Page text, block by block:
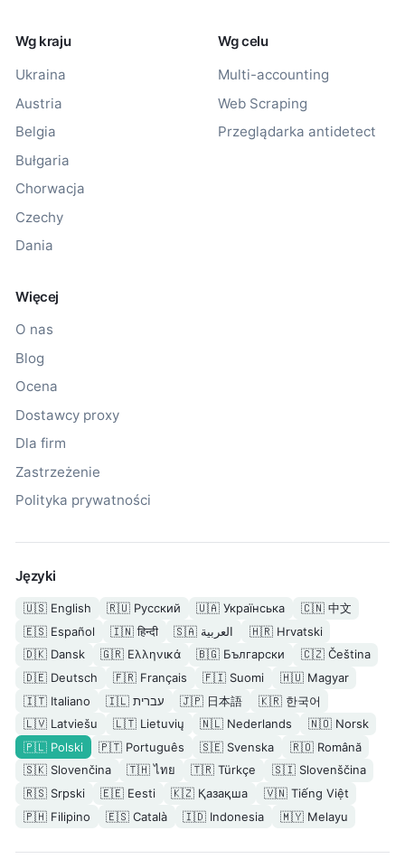
Wg kraju
Ukraina
Austria
Belgia
Bułgaria
Chorwacja
Czechy
Dania
Wg celu
Multi-accounting
Web Scraping
Przeglądarka antidetect
Więcej
O nas
Blog
Ocena
Dostawcy proxy
Dla firm
Zastrzeżenie
Polityka prywatności
Języki
🇺🇸 English 🇷🇺 Русский 🇺🇦 Українська 🇨🇳 中文
🇪🇸 Español 🇮🇳 हिन्दी 🇸🇦 العربية 🇭🇷 Hrvatski
🇩🇰 Dansk 🇬🇷 Ελληνικά 🇧🇬 Български 🇨🇿 Čeština
🇩🇪 Deutsch 🇫🇷 Français 🇫🇮 Suomi 🇭🇺 Magyar
🇮🇹 Italiano 🇮🇱 עברית 🇯🇵 日本語 🇰🇷 한국어
🇱🇻 Latviešu 🇱🇹 Lietuvių 🇳🇱 Nederlands 🇳🇴 Norsk
🇵🇱 Polski 🇵🇹 Português 🇸🇪 Svenska 🇷🇴 Română
🇸🇰 Slovenčina 🇹🇭 ไทย 🇹🇷 Türkçe 🇸🇮 Slovenščina
🇷🇸 Srpski 🇪🇪 Eesti 🇰🇿 Қазақша 🇻🇳 Tiếng Việt
🇵🇭 Filipino 🇪🇸 Català 🇮🇩 Indonesia 🇲🇾 Melayu